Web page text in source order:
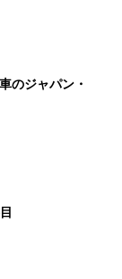
のジャパン・